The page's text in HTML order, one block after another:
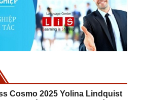
Cosmo 2025 Yolina Lindquist